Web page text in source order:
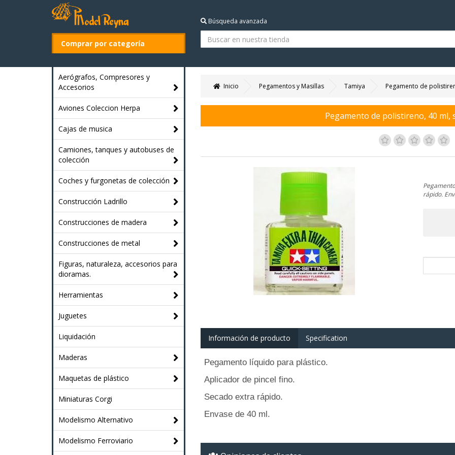
Comprar por categoría
Búsqueda avanzada
Aerógrafos, Compresores y
Accesorios
Aviones Coleccion Herpa
Cajas de musica
Camiones, tanques y autobuses de
colección
Coches y furgonetas de colección
Construcción Ladrillo
Construcciones de madera
Construcciones de metal
Figuras, naturaleza, accesorios para
dioramas.
Herramientas
Juguetes
Liquidación
Maderas
Maquetas de plástico
Miniaturas Corgi
Modelismo Alternativo
Modelismo Ferroviario
Inicio Pegamentos y Masillas Tamiya Pegamento de
Pegamento de polistireno, 40 ml,
rápido.
Información de producto Specification
Pegamento líquido para plástico.
Aplicador de pincel fino.
Secado extra rápido.
Envase de 40 ml.